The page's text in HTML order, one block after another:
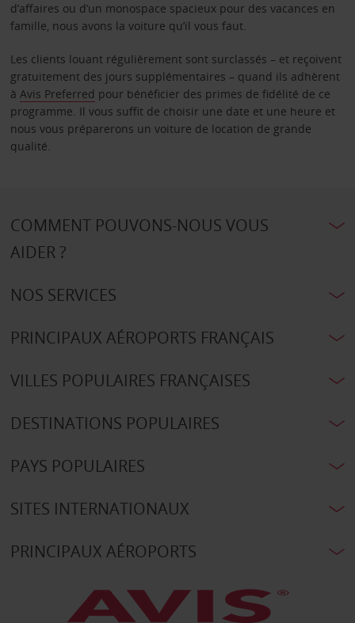
d’affaires ou d’un monospace spacieux pour des vacances en
famille, nous avons la voiture qu’il vous faut.
Les clients louant régulièrement sont surclassés – et reçoivent
gratuitement des jours supplémentaires – quand ils adhèrent
à Avis Preferred pour bénéficier des primes de fidélité de ce
programme. Il vous suffit de choisir une date et une heure et
nous vous préparerons un voiture de location de grande
qualité.
COMMENT POUVONS-NOUS VOUS
AIDER ?
NOS SERVICES
PRINCIPAUX AÉROPORTS FRANÇAIS
VILLES POPULAIRES FRANÇAISES
DESTINATIONS POPULAIRES
PAYS POPULAIRES
SITES INTERNATIONAUX
PRINCIPAUX AÉROPORTS